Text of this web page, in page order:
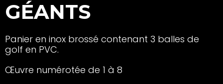
GÉANTS
Panier en inox brossé contenant 3 balles de
golf en PVC.
Œuvre numérotée de 1 à 8